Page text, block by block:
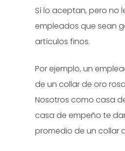
Sí lo aceptan, pero no
empleados que sean
artículos finos.
Por ejemplo, un
de un collar de oro
Nosotros como casa
casa de empeño te
promedio de un collar